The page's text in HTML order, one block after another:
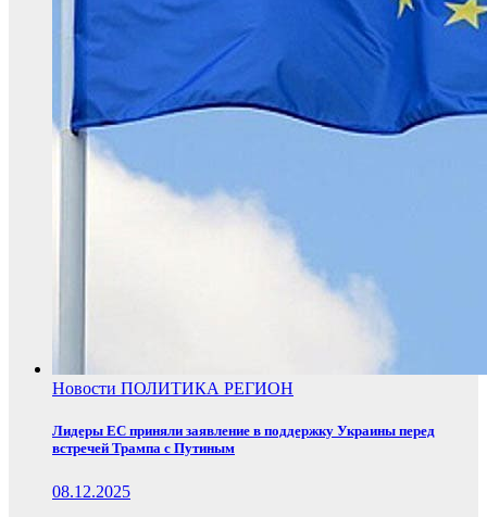
Новости ПОЛИТИКА РЕГИОН
Лидеры ЕС приняли заявление в поддержку Украины перед
встречей Трампа с Путиным
08.12.2025